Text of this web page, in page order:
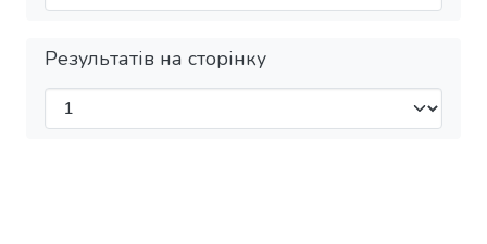
Результатів на сторінку